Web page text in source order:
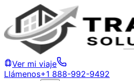
Ver mi viaje
Llámenos+1 888-992-9492